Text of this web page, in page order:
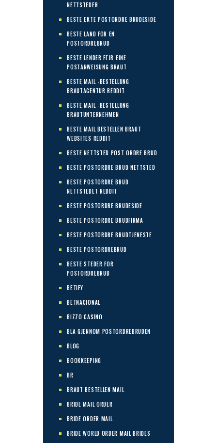
NETTSTEDER
BESTE EKTE POSTORDRE BRUDESIDE
BESTE LAND FOR EN
POSTORDREBRUD
BESTE LENDER FГЈR EINE
POSTANWEISUNG BRAUT
BESTE MAIL -BESTELLUNG
BRAUTAGENTUR REDDIT
BESTE MAIL -BESTELLUNG
BRAUTUNTERNEHMEN
BESTE MAIL BESTELLEN BRAUT
WEBSITES REDDIT
BESTE NETTSTED POST ORDRE BRUD
BESTE POSTORDRE BRUD NETTSTED
BESTE POSTORDRE BRUD
NETTSTEDET REDDIT
BESTE POSTORDRE BRUDESIDE
BESTE POSTORDRE BRUDFIRMA
BESTE POSTORDRE BRUDTJENESTE
BESTE POSTORDREBRUD
BESTE STEDER FOR
POSTORDREBRUD
BETIFY
BETNACIONAL
BIZZO CASINO
BLA GJENNOM POSTORDREBRUDEN
BLOG
BOOKKEEPING
BR
BRAUT BESTELLEN MAIL
BRIDE MAIL ORDER
BRIDE ORDER MAIL
BRIDE WORLD ORDER MAIL BRIDES